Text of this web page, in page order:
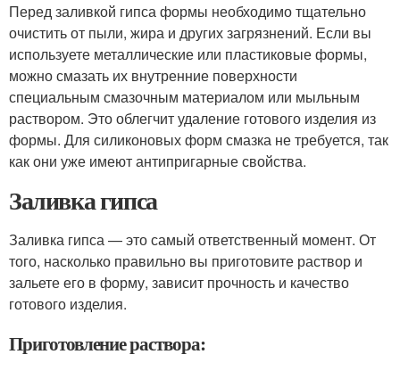
Перед заливкой гипса формы необходимо тщательно
очистить от пыли, жира и других загрязнений. Если вы
используете металлические или пластиковые формы,
можно смазать их внутренние поверхности
специальным смазочным материалом или мыльным
раствором. Это облегчит удаление готового изделия из
формы. Для силиконовых форм смазка не требуется, так
как они уже имеют антипригарные свойства.
Заливка гипса
Заливка гипса — это самый ответственный момент. От
того, насколько правильно вы приготовите раствор и
зальете его в форму, зависит прочность и качество
готового изделия.
Приготовление раствора: